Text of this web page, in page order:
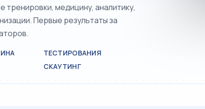
тренировки, медицину, аналитику,
Первые результаты за
ТЕСТИРОВАНИЯ
СКАУТИНГ